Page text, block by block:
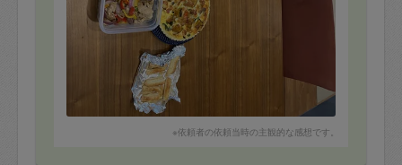
※依頼者の依頼当時の主観的な感想です。